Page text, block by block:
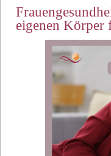
eigenen Körper